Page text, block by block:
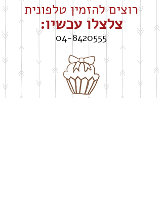
רוצים להזמין טלפונית
צלצלו עכשיו:
04-8420555